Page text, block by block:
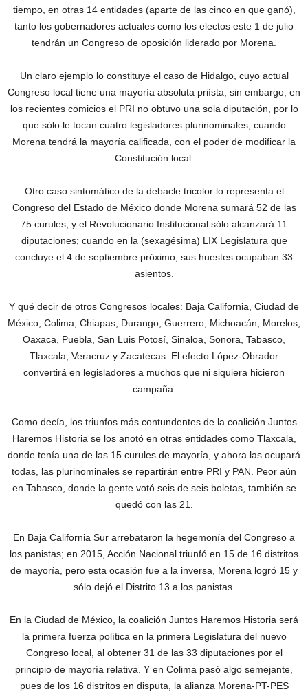
tiempo, en otras 14 entidades (aparte de las cinco en que ganó),
tanto los gobernadores actuales como los electos este 1 de julio
tendrán un Congreso de oposición liderado por Morena.
Un claro ejemplo lo constituye el caso de Hidalgo, cuyo actual
Congreso local tiene una mayoría absoluta priísta; sin embargo, en
los recientes comicios el PRI no obtuvo una sola diputación, por lo
que sólo le tocan cuatro legisladores plurinominales, cuando
Morena tendrá la mayoría calificada, con el poder de modificar la
Constitución local.
Otro caso sintomático de la debacle tricolor lo representa el
Congreso del Estado de México donde Morena sumará 52 de las
75 curules, y el Revolucionario Institucional sólo alcanzará 11
diputaciones; cuando en la (sexagésima) LIX Legislatura que
concluye el 4 de septiembre próximo, sus huestes ocupaban 33
asientos.
Y qué decir de otros Congresos locales: Baja California, Ciudad de
México, Colima, Chiapas, Durango, Guerrero, Michoacán, Morelos,
Oaxaca, Puebla, San Luis Potosí, Sinaloa, Sonora, Tabasco,
Tlaxcala, Veracruz y Zacatecas. El efecto López-Obrador
convertirá en legisladores a muchos que ni siquiera hicieron
campaña.
Como decía, los triunfos más contundentes de la coalición Juntos
Haremos Historia se los anotó en otras entidades como Tlaxcala,
donde tenía una de las 15 curules de mayoría, y ahora las ocupará
todas, las plurinominales se repartirán entre PRI y PAN. Peor aún
en Tabasco, donde la gente votó seis de seis boletas, también se
quedó con las 21.
En Baja California Sur arrebataron la hegemonía del Congreso a
los panistas; en 2015, Acción Nacional triunfó en 15 de 16 distritos
de mayoría, pero esta ocasión fue a la inversa, Morena logró 15 y
sólo dejó el Distrito 13 a los panistas.
En la Ciudad de México, la coalición Juntos Haremos Historia será
la primera fuerza política en la primera Legislatura del nuevo
Congreso local, al obtener 31 de las 33 diputaciones por el
principio de mayoría relativa. Y en Colima pasó algo semejante,
pues de los 16 distritos en disputa, la alianza Morena-PT-PES